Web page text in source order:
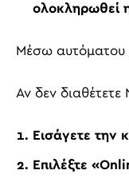
ολοκληρωθεί
Μέσω αυτόματου
Αν δεν διαθέτετε
Εισάγετε την
Επιλέξτε